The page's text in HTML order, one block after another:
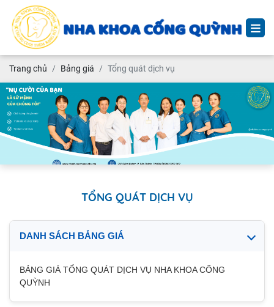
Trang chủ Bảng giá Tổng quát dịch vụ
TỔNG QUÁT DỊCH VỤ
DANH SÁCH BẢNG GIÁ
BẢNG GIÁ TỔNG QUÁT DỊCH VỤ NHA KHOA CỐNG
QUỲNH